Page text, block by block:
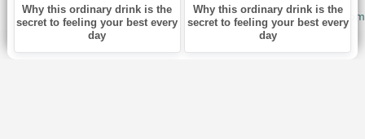
© 2010-2026Audiobook-mp3.com